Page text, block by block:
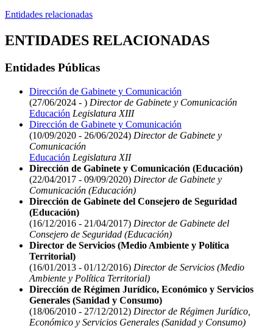
Entidades relacionadas
ENTIDADES RELACIONADAS
Entidades Públicas
Dirección de Gabinete y Comunicación
(27/06/2024 - ) Director de Gabinete y Comunicación
Educación Legislatura XIII
Dirección de Gabinete y Comunicación
(10/09/2020 - 26/06/2024) Director de Gabinete y
Comunicación
Educación Legislatura XII
Dirección de Gabinete y Comunicación (Educación)
(22/04/2017 - 09/09/2020) Director de Gabinete y
Comunicación (Educación)
Dirección de Gabinete del Consejero de Seguridad
(Educación)
(16/12/2016 - 21/04/2017) Director de Gabinete del
Consejero de Seguridad (Educación)
Director de Servicios (Medio Ambiente y Política
Territorial)
(16/01/2013 - 01/12/2016) Director de Servicios (Medio
Ambiente y Política Territorial)
Dirección de Régimen Jurídico, Económico y Servicios
Generales (Sanidad y Consumo)
(18/06/2010 - 27/12/2012) Director de Régimen Jurídico,
Económico y Servicios Generales (Sanidad y Consumo)